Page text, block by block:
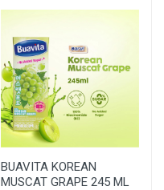
BUAVITA KOREAN
MUSCAT GRAPE 245 ML